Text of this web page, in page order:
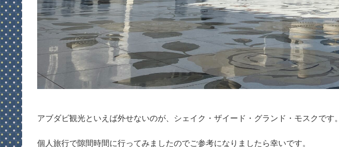
アブダビ観光といえば外せないのが、シェイク・ザイード・グランド・モスクです。
個人旅行で隙間時間に行ってみましたのでご参考になりましたら幸いです。